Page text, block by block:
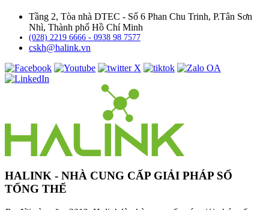
Tầng 2, Tòa nhà DTEC - Số 6 Phan Chu Trinh, P.Tân Sơn
Nhì, Thành phố Hồ Chí Minh
(028) 2219 6666 - 0938 98 7577
cskh@halink.vn
HALINK - NHÀ CUNG CẤP GIẢI PHÁP SỐ
TỔNG THỂ